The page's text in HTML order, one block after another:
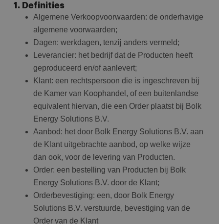
1. Definities
Algemene Verkoopvoorwaarden: de onderhavige
algemene voorwaarden;
Dagen: werkdagen, tenzij anders vermeld;
Leverancier: het bedrijf dat de Producten heeft
geproduceerd en/of aanlevert;
Klant: een rechtspersoon die is ingeschreven bij
de Kamer van Koophandel, of een buitenlandse
equivalent hiervan, die een Order plaatst bij Bolk
Energy Solutions B.V.
Aanbod: het door Bolk Energy Solutions B.V. aan
de Klant uitgebrachte aanbod, op welke wijze
dan ook, voor de levering van Producten.
Order: een bestelling van Producten bij Bolk
Energy Solutions B.V. door de Klant;
Orderbevestiging: een, door Bolk Energy
Solutions B.V. verstuurde, bevestiging van de
Order van de Klant